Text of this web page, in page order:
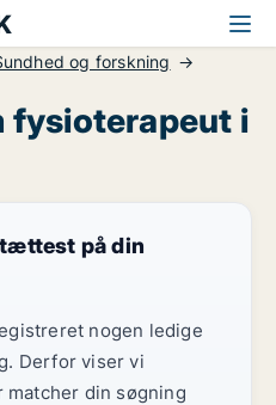
og forskning
fysioterapeut i
på din
nogen ledige
Derfor viser vi
matcher din søgning